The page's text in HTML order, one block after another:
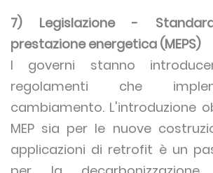
7) Legislazione -
prestazione energetica (MEPS)
I governi stanno
regolamenti che
cambiamento. L'introduzione
MEP sia per le nuove
applicazioni di retrofit è un